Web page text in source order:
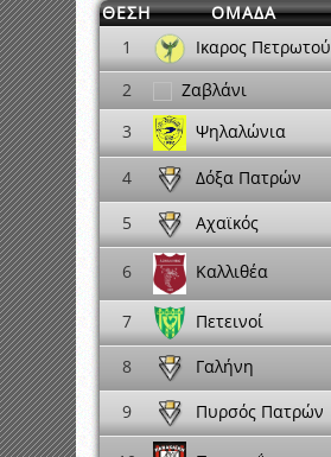
ΘΕΣΗ ΟΜΑΔΑ
1
Ικαρος Πετρωτού
2
Ζαβλάνι
3
Ψηλαλώνια
4 Δόξα Πατρών
5
Αχαϊκός
6 Καλλιθέα
7 Πετεινοί
8
Γαλήνη
9
Πυρσός Πατρών